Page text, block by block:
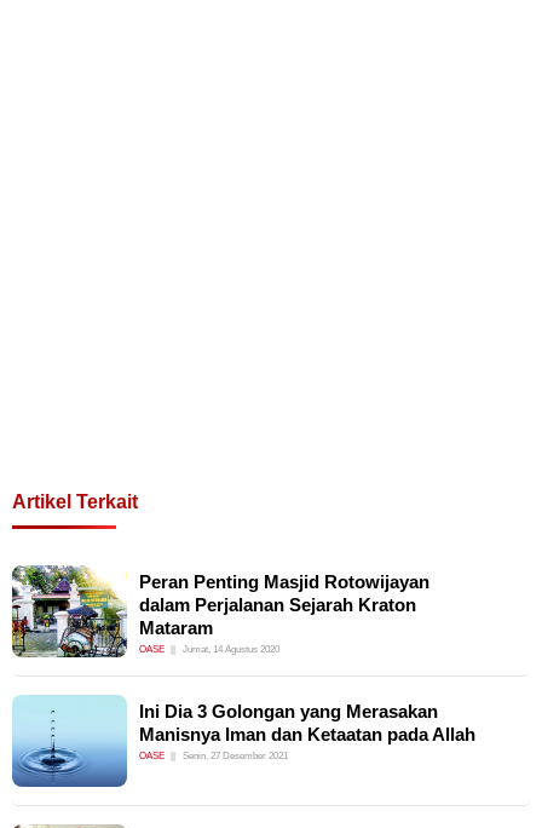
Artikel Terkait
Peran Penting Masjid Rotowijayan
dalam Perjalanan Sejarah Kraton
Mataram
OASE Jumat, 14 Agustus 2020
Ini Dia 3 Golongan yang Merasakan
Manisnya Iman dan Ketaatan pada Allah
OASE Senin, 27 Desember 2021